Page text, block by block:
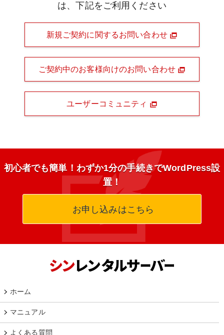
は、下記をご利用ください
新規ご契約に関するお問い合わせ
ご契約中のお客様向けのお問い合わせ
ユーザーコミュニティ
初心者でも簡単！わずか1分の手続きでWordPress設
置！
お申し込みはこちら
ホーム
マニュアル
よくある質問